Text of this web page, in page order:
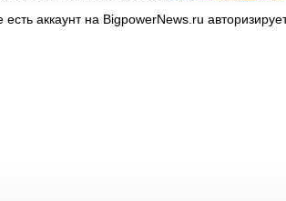
аккаунт на BigpowerNews.ru